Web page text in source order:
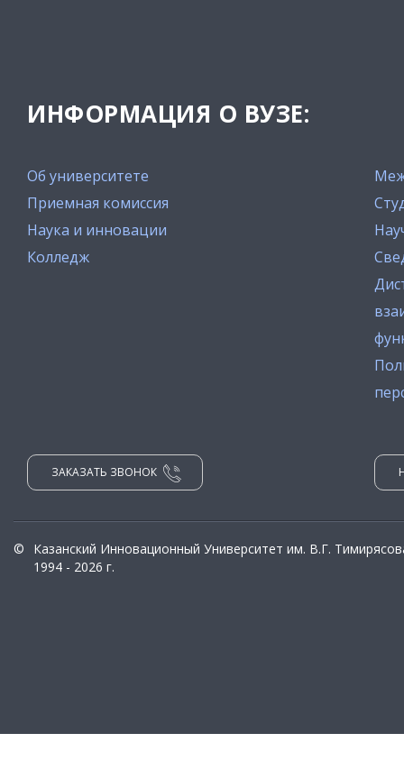
ИНФОРМАЦИЯ О ВУЗЕ:
Об университете
Приемная комиссия
Наука и инновации
Колледж
ЗАКАЗАТЬ ЗВОНОК
©
Казанский Инновационный Университет им. В.Г.
1994 - 2026 г.